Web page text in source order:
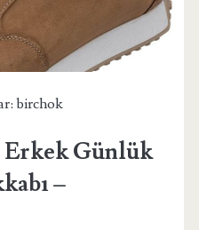
birchok
Erkek Günlük
–